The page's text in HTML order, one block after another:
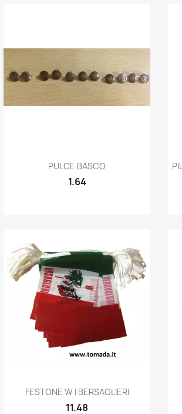
Quick view
PULCE BASCO
1.64
Quick view
FESTONE W I BERSAGLIERI
11.48